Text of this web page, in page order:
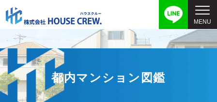
都内マンション図鑑